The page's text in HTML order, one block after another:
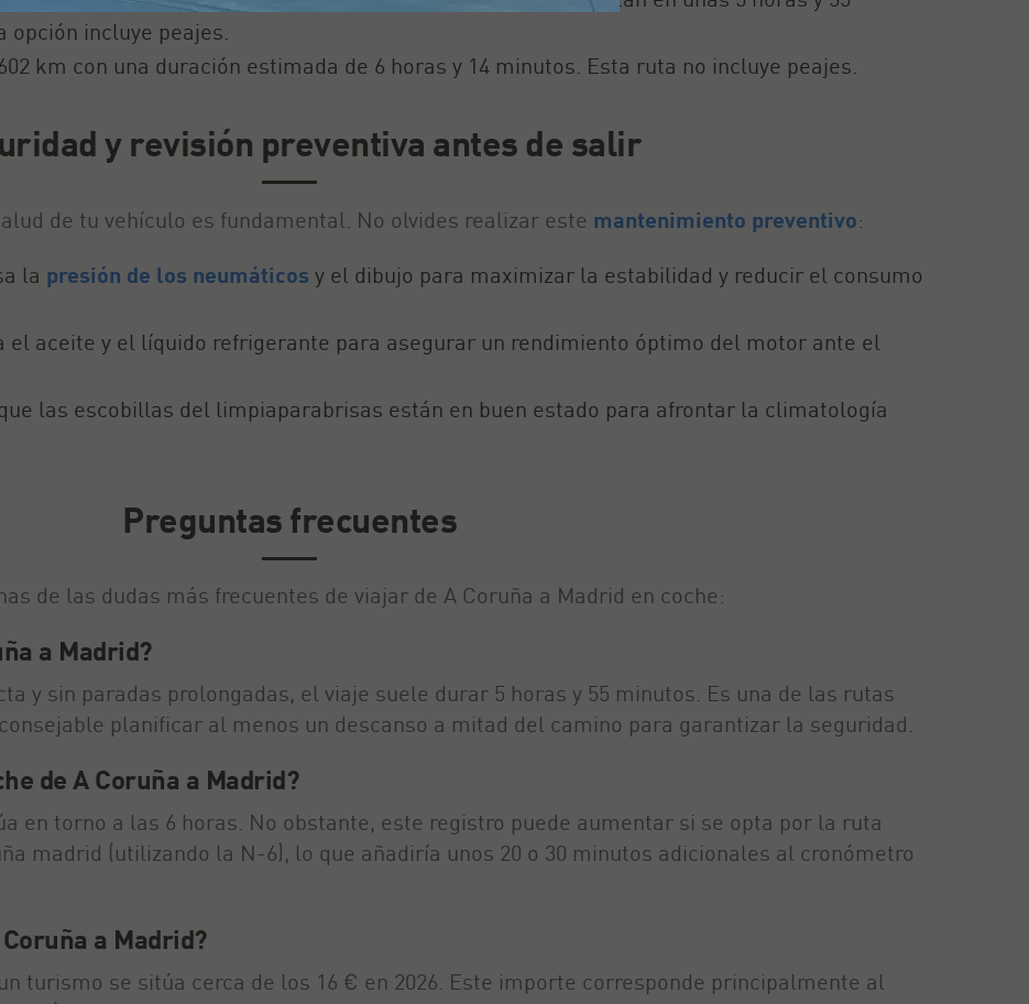
opción incluye peajes.
km con una duración estimada de 6 horas y 14 minutos. Esta ruta no incluye peajes.
y revisión preventiva antes de salir
de tu vehículo es fundamental. No olvides realizar este mantenimiento preventivo:
la presión de los neumáticos y el dibujo para maximizar la estabilidad y reducir el consumo
el aceite y el líquido refrigerante para asegurar un rendimiento óptimo del motor ante el
las escobillas del limpiaparabrisas están en buen estado para afrontar la climatología
Preguntas frecuentes
de las dudas más frecuentes de viajar de A Coruña a Madrid en coche:
a Madrid?
y sin paradas prolongadas, el viaje suele durar 5 horas y 55 minutos. Es una de las rutas
planificar al menos un descanso a mitad del camino para garantizar la seguridad.
de A Coruña a Madrid?
en torno a las 6 horas. No obstante, este registro puede aumentar si se opta por la ruta
madrid (utilizando la N-6), lo que añadiría unos 20 o 30 minutos adicionales al cronómetro
a Madrid?
turismo se sitúa cerca de los 16 € en 2026. Este importe corresponde principalmente al